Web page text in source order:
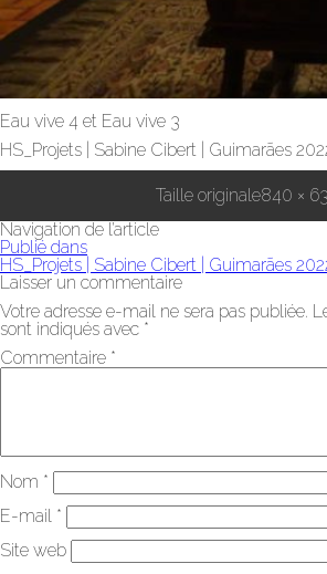
Eau vive 4 et Eau vive 3
HS_Projets | Sabine Cibert | Guimarães
Taille originale840 ×
Navigation de l’article
Publié dans
HS_Projets | Sabine Cibert | Guimarães
Laisser un commentaire
Votre adresse e-mail ne sera pas publiée.
sont indiqués avec *
Commentaire *
Nom *
E-mail *
Site web